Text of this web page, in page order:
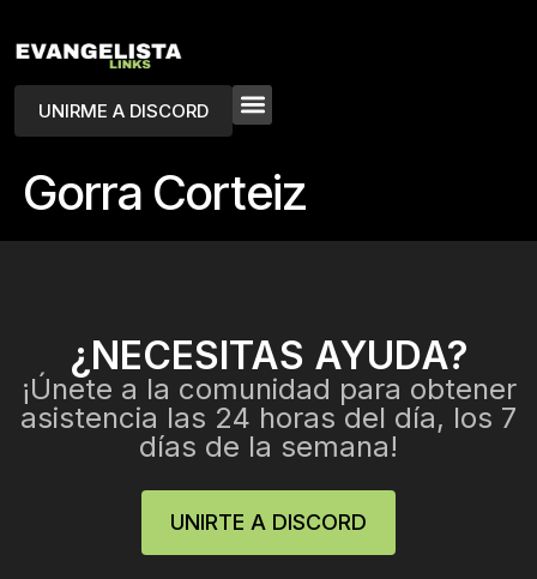
UNIRME A DISCORD
Gorra Corteiz
¿NECESITAS AYUDA?
¡Únete a la comunidad para obtener
asistencia las 24 horas del día, los 7
días de la semana!
UNIRTE A DISCORD